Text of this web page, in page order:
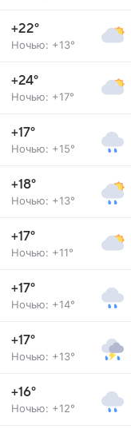
+22°
Ночью: +13°
+24°
Ночью: +17°
+17°
Ночью: +15°
+18°
Ночью: +13°
+17°
Ночью: +11°
+17°
Ночью: +14°
+17°
Ночью: +13°
+16°
Ночью: +12°